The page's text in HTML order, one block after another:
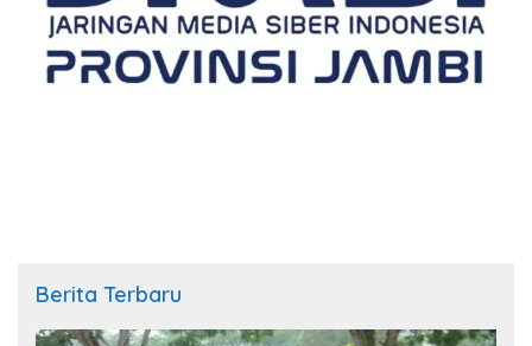
Berita Terbaru